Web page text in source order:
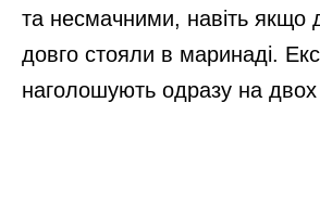
та несмачними, навіть якщо
довго стояли в маринаді.
наголошують одразу на двох